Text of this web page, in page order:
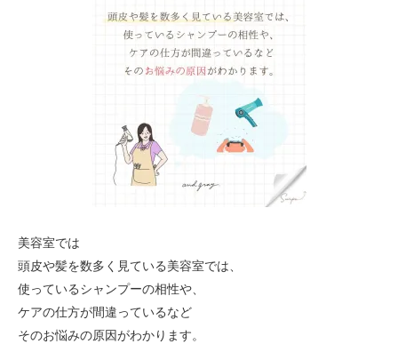
美容室では
頭皮や髪を数多く見ている美容室では、
使っているシャンプーの相性や、
ケアの仕方が間違っているなど
そのお悩みの原因がわかります。